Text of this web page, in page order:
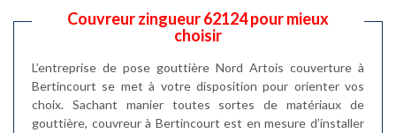
Couvreur zingueur 62124 pour mieux
choisir
L’entreprise de pose gouttière Nord Artois couverture à
Bertincourt se met à votre disposition pour orienter vos
choix. Sachant manier toutes sortes de matériaux de
gouttière, couvreur à Bertincourt est en mesure d’installer